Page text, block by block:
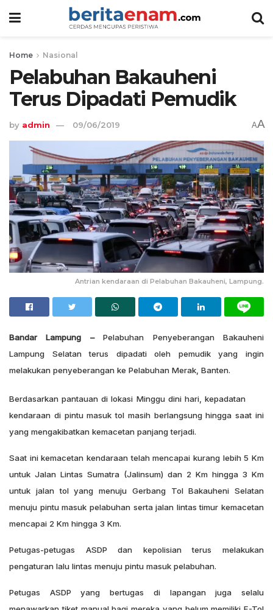
Home Nasional
Pelabuhan Bakauheni
Terus Dipadati Pemudik
by admin 09/06/2019 AA
Antrian kendaraan di Pelabuhan Bakauheni, Lampung.
Bandar Lampung –Pelabuhan Penyeberangan Bakauheni
Lampung Selatan terus dipadati oleh pemudik yang ingin
melakukan penyeberangan ke Pelabuhan Merak, Banten.
Berdasarkan pantauan di lokasi Minggu dini hari, kepadatan
kendaraan di pintu masuk tol masih berlangsung hingga saat ini
yang mengakibatkan kemacetan panjang terjadi.
Saat ini kemacetan kendaraan telah mencapai kurang lebih 5 Km
untuk Jalan Lintas Sumatra (Jalinsum) dan 2 Km hingga 3 Km
untuk jalan tol yang menuju Gerbang Tol Bakauheni Selatan
menuju pintu masuk pelabuhan serta jalan lintas timur kemacetan
mencapai 2 Km hingga 3 Km.
Petugas-petugas ASDP dan kepolisian terus melakukan
pengaturan lalu lintas menuju pintu masuk pelabuhan.
Petugas ASDP yang bertugas di lapangan juga selalu